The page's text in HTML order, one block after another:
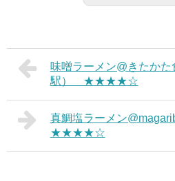
味噌ラーメン@きたか
駅） ★★★★☆
真鯛塩ラーメン
★★★★☆